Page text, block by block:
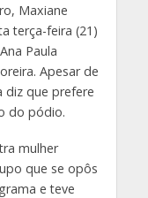
Maxiane
terça-feira (21)
Paula
Apesar de
diz que prefere
do pódio.
mulher
que se opôs
e teve